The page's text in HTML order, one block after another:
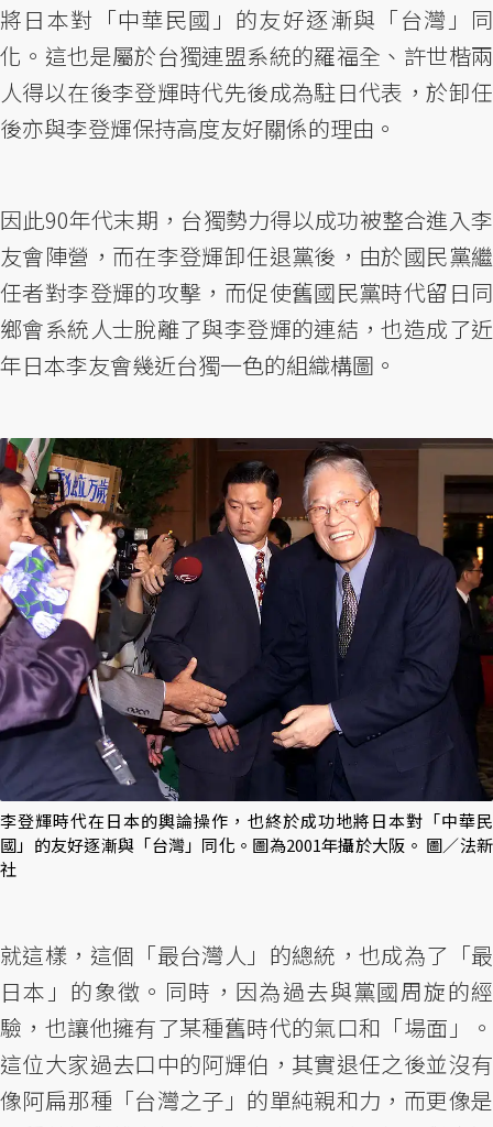
將日本對「中華民國」的友好逐漸與「台灣」同
化。這也是屬於台獨連盟系統的羅福全、許世楷兩
人得以在後李登輝時代先後成為駐日代表，於卸任
後亦與李登輝保持高度友好關係的理由。
因此90年代末期，台獨勢力得以成功被整合進入李
友會陣營，而在李登輝卸任退黨後，由於國民黨繼
任者對李登輝的攻擊，而促使舊國民黨時代留日同
鄉會系統人士脫離了與李登輝的連結，也造成了近
年日本李友會幾近台獨一色的組織構圖。
李登輝時代在日本的輿論操作，也終於成功地將日本對「中華民
國」的友好逐漸與「台灣」同化。圖為2001年攝於大阪。 圖／法新
社
就這樣，這個「最台灣人」的總統，也成為了「最
日本」的象徵。同時，因為過去與黨國周旋的經
驗，也讓他擁有了某種舊時代的氣口和「場面」。
這位大家過去口中的阿輝伯，其實退任之後並沒有
像阿扁那種「台灣之子」的單純親和力，而更像是